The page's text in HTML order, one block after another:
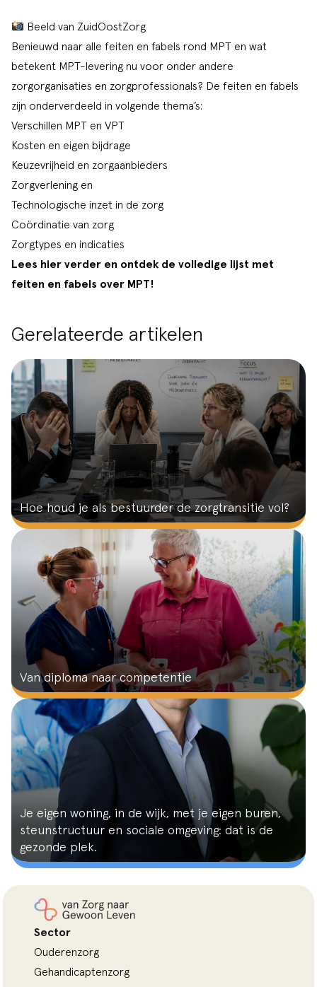
Beeld van ZuidOostZorg
Benieuwd naar alle feiten en fabels rond MPT en wat
betekent MPT-levering nu voor onder andere
zorgorganisaties en zorgprofessionals? De feiten en fabels
zijn onderverdeeld in volgende thema’s:
Verschillen MPT en VPT
Kosten en eigen bijdrage
Keuzevrijheid en zorgaanbieders
Zorgverlening en
Technologische inzet in de zorg
Coördinatie van zorg
Zorgtypes en indicaties
Lees hier verder en ontdek de volledige lijst met
feiten en fabels over MPT!
Gerelateerde artikelen
Hoe houd je als bestuurder de zorgtransitie vol?
Van diploma naar competentie
Je eigen woning, in de wijk, met je eigen buren,
steunstructuur en sociale omgeving: dat is de
gezonde plek.
Sector
Ouderenzorg
Gehandicaptenzorg